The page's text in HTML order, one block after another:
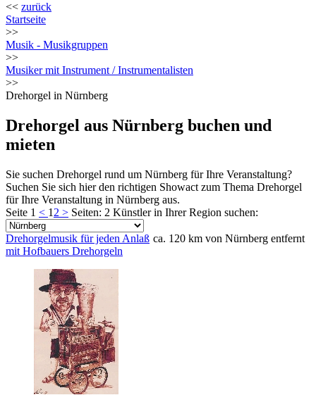
<< zurück
Startseite
>>
Musik - Musikgruppen
>>
Musiker mit Instrument / Instrumentalisten
>>
Drehorgel in Nürnberg
Drehorgel aus Nürnberg buchen und
mieten
Sie suchen Drehorgel rund um Nürnberg für Ihre Veranstaltung?
Suchen Sie sich hier den richtigen Showact zum Thema Drehorgel
für Ihre Veranstaltung in Nürnberg aus.
Seite 1 < 1 2 > Seiten: 2 Künstler in Ihrer Region suchen:
ca. 120 km von Nürnberg entfernt
Drehorgelmusik für jeden Anlaß
mit Hofbauers Drehorgeln